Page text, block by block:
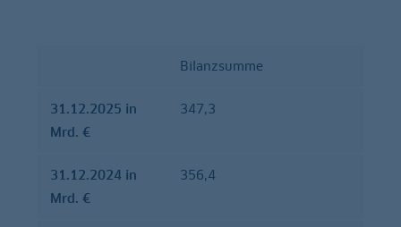
31.12.2025
31.12.2024
Bilanzsumme
31.12.2025 in
Mrd. €
347,3
31.12.2024 in
Mrd. €
356,4